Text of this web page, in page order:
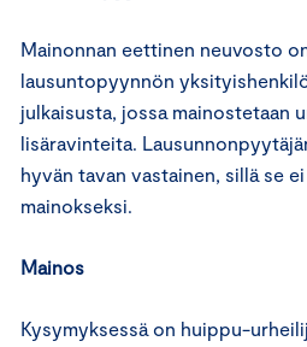
Mainonnan eettinen neuvosto
lausuntopyynnön
julkaisusta, jossa mainostetaan
lisäravinteita.
hyvän tavan vastainen, sillä se
mainokseksi.
Mainos
Kysymyksessä on huippu-